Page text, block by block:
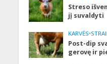
Streso
jį suvaldyti
KARVĖS•
Post-dip
gerovę ir